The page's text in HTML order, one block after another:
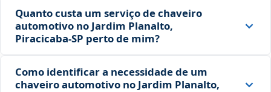
Quanto custa um serviço de chaveiro
automotivo no Jardim Planalto,
Piracicaba‑SP perto de mim?
Como identificar a necessidade de um
chaveiro automotivo no Jardim Planalto,